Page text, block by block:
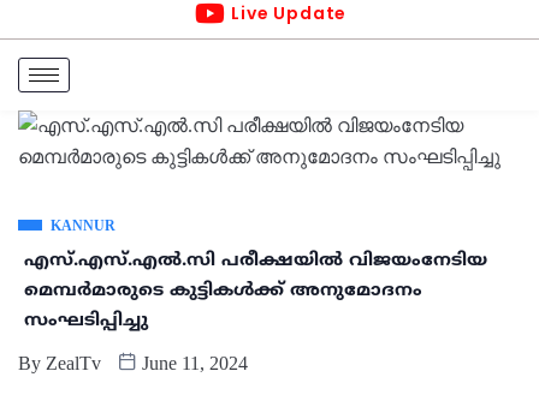
Live Update
KANNUR
എസ്.എസ്.എൽ.സി പരീക്ഷയിൽ വിജയംനേടിയ
മെമ്പർമാരുടെ കുട്ടികൾക്ക് അനുമോദനം
സംഘടിപ്പിച്ചു
By ZealTv June 11, 2024